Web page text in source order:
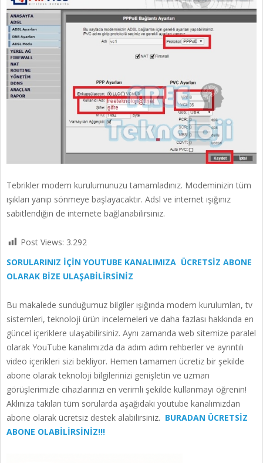
Tebrikler modem kurulumunuzu tamamladınız. Modeminizin tüm
ışıkları yanıp sönmeye başlayacaktır. Adsl ve internet ışığınız
sabitlendiğin de internete bağlanabilirsiniz.
Post Views: 3.292
SORULARINIZ İÇİN YOUTUBE KANALIMIZA ÜCRETSİZ ABONE
OLARAK BİZE ULAŞABİLİRSİNİZ
Bu makalede sunduğumuz bilgiler ışığında modem kurulumları, tv
sistemleri, teknoloji ürün incelemeleri ve daha fazlası hakkında en
güncel içeriklere ulaşabilirsiniz. Aynı zamanda web sitemize paralel
olarak YouTube kanalımızda da adım adım rehberler ve ayrıntılı
video içerikleri sizi bekliyor. Hemen tamamen ücretiz bir şekilde
abone olarak teknoloji bilgilerinizi genişletin ve uzman
görüşlerimizle cihazlarınızı en verimli şekilde kullanmayı öğrenin!
Aklınıza takılan tüm sorularda aşağıdaki youtube kanalımızdan
abone olarak ücretsiz destek alabilirsiniz. BURADAN ÜCRETSİZ
ABONE OLABİLİRSİNİZ!!!